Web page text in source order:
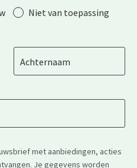
Niet van toepassing
Achternaam
met aanbiedingen, acties
Je gegevens worden